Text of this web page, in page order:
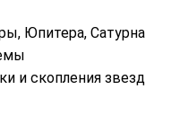
Юпитера, Сатурна
и скопления звезд